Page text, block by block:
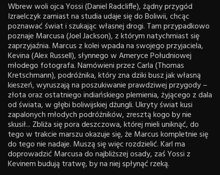
Wbrew woli ojca Yossi (Daniel Radcliffe), żądny przygód
Izraelczyk zamiast na studia udaje się do Boliwii, chcąc
poznawać świat i szukając własnej drogi. Tam przypadkowo
poznaje Marcusa (Joel Jackson), z którym natychmiast się
zaprzyjaźnia. Marcus z kolei wpada na swojego przyjaciela,
Kevina (Alex Russell), słynnego w Ameryce Południowej
młodego fotografa. Namówieni przez Carla (Thomas
Kretschmann), podróżnika, który zna dziki busz jak własną
kieszeń, wyruszają na poszukiwanie prawdziwej przygody –
złota oraz ostatniego indiańskiego plemienia, żyjącego z dala
od świata, w głębi boliwijskiej dżungli. Ukryty świat kusi
zapalonych młodych podróżników, zresztą kogo by nie
skusił... Zbliża się pora deszczowa, której mieli uniknąć, do
tego w trakcie marszu okazuje się, że Marcus kompletnie się
do tego nie nadaje. Muszą się więc rozdzielić. Karl ma
doprowadzić Marcusa do najbliższej osady, zaś Yossi z
Kevinem budują tratwę, by na niej spłynąć rzeką.